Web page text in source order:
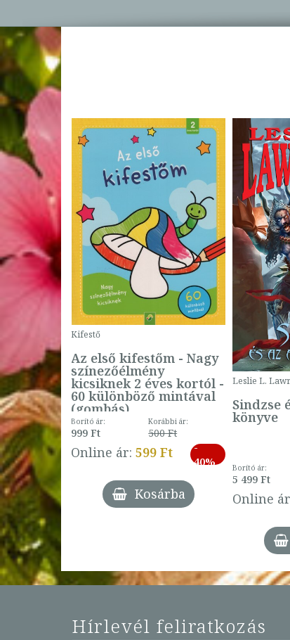
-
ár:
Ft
Ft
-
27%
Kifestő
Az első kifestőm - Nagy
színezőélmény
kicsiknek 2 éves kortól -
60 különböző mintával
(gombás)
Borító ár:
999 Ft
Korábbi ár:
500 Ft
Online ár: 599 Ft
-
40%
Kosárba
Leslie L.
Sindzse
könyve
Borító ár:
5 499 Ft
Online
Hírlevél feliratkozás